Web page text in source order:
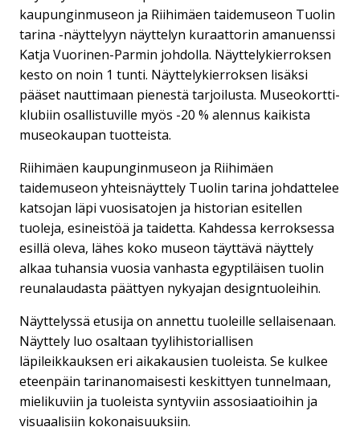
kaupunginmuseon ja Riihimäen taidemuseon Tuolin
tarina -näyttelyyn näyttelyn kuraattorin amanuenssi
Katja Vuorinen-Parmin johdolla. Näyttelykierroksen
kesto on noin 1 tunti. Näyttelykierroksen lisäksi
pääset nauttimaan pienestä tarjoilusta. Museokortti-
klubiin osallistuville myös -20 % alennus kaikista
museokaupan tuotteista.
Riihimäen kaupunginmuseon ja Riihimäen
taidemuseon yhteisnäyttely Tuolin tarina johdattelee
katsojan läpi vuosisatojen ja historian esitellen
tuoleja, esineistöä ja taidetta. Kahdessa kerroksessa
esillä oleva, lähes koko museon täyttävä näyttely
alkaa tuhansia vuosia vanhasta egyptiläisen tuolin
reunalaudasta päättyen nykyajan designtuoleihin.
Näyttelyssä etusija on annettu tuoleille sellaisenaan.
Näyttely luo osaltaan tyylihistoriallisen
läpileikkauksen eri aikakausien tuoleista. Se kulkee
eteenpäin tarinanomaisesti keskittyen tunnelmaan,
mielikuviin ja tuoleista syntyviin assosiaatioihin ja
visuaalisiin kokonaisuuksiin.